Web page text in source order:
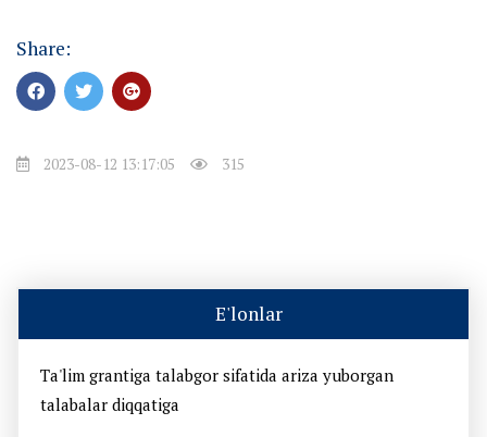
Share:
2023-08-12 13:17:05 315
E'lonlar
Ta'lim grantiga talabgor sifatida ariza yuborgan
talabalar diqqatiga